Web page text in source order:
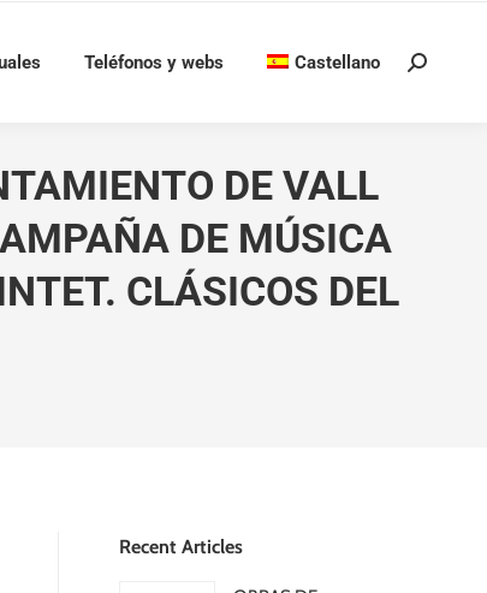
Teléfonos y webs Castellano Buscar:
DE VALL
DE MÚSICA
CLÁSICOS DEL
Recent Articles